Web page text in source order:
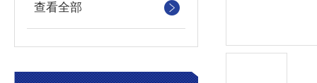
查看全部